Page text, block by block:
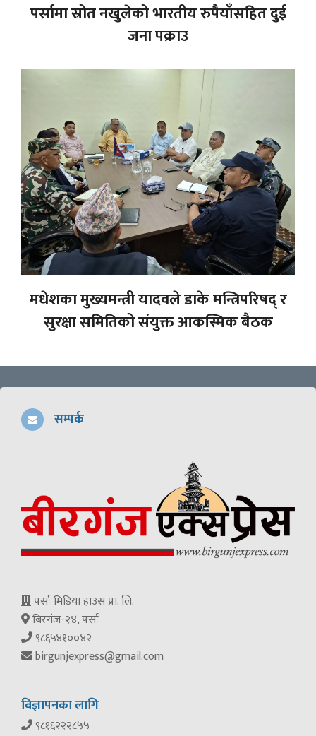
पर्सामा स्रोत नखुलेको भारतीय रुपैयाँसहित दुई
जना पक्राउ
मधेशका मुख्यमन्त्री यादवले डाके मन्त्रिपरिषद् र
सुरक्षा समितिको संयुक्त आकस्मिक बैठक
सम्पर्क
पर्सा मिडिया हाउस प्रा. लि.
बिरगंज-२४, पर्सा
९८६५४१००४२
birgunjexpress@gmail.com
विज्ञापनका लागि
९८१६२२२८५५